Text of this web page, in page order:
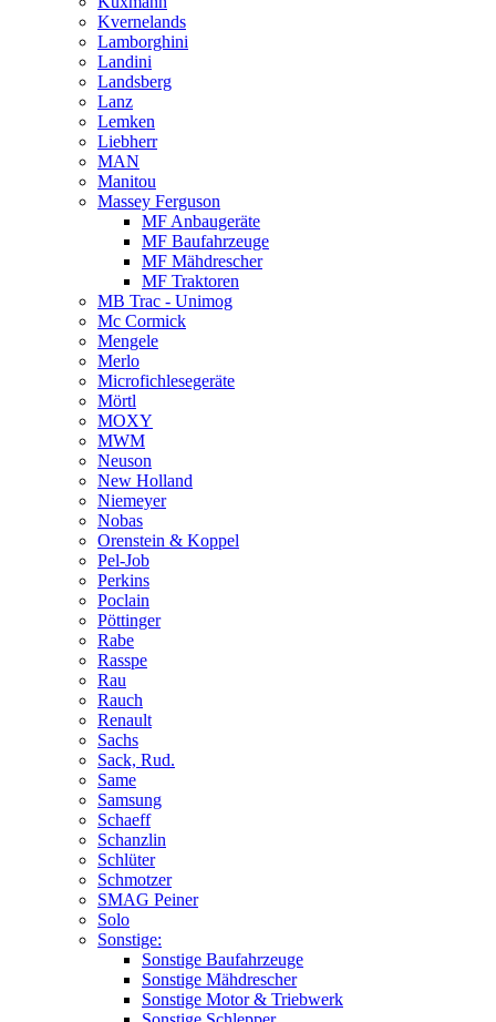
Kvernelands
Lamborghini
Landini
Landsberg
Lanz
Lemken
Liebherr
MAN
Manitou
Massey Ferguson
MF Anbaugeräte
MF Baufahrzeuge
MF Mähdrescher
MF Traktoren
MB Trac - Unimog
Mc Cormick
Mengele
Merlo
Microfichlesegeräte
Mörtl
MOXY
MWM
Neuson
New Holland
Niemeyer
Nobas
Orenstein & Koppel
Pel-Job
Perkins
Poclain
Pöttinger
Rabe
Rasspe
Rau
Rauch
Renault
Sachs
Sack, Rud.
Same
Samsung
Schaeff
Schanzlin
Schlüter
Schmotzer
SMAG Peiner
Solo
Sonstige:
Sonstige Baufahrzeuge
Sonstige Mähdrescher
Sonstige Motor & Triebwerk